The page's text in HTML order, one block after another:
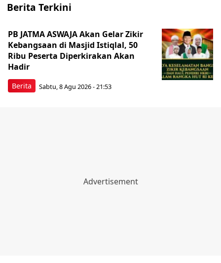
Berita Terkini
Berita
PB JATMA ASWAJA Akan Gelar Zikir
Kebangsaan di Masjid Istiqlal, 50
Ribu Peserta Diperkirakan Akan
Hadir
Sabtu, 8 Agu 2026 - 21:53